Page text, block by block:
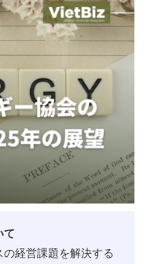
て
経営課題を解決する